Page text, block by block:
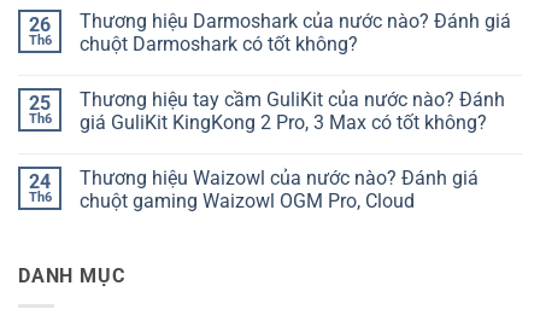
bàn
phím
Chilkey
nào?
Đánh
giá
tốt
không?
bình
luận
ở
bàn
phím
Kzzi
nào?
Đánh
giá
tốt
không?
26
Th6
Thương hiệu Darmoshark của nước nào? Đánh giá
chuột Darmoshark có tốt không?
bình
luận
ở
Darmoshark
của
nước
chuột
Darmoshark
25
Th6
Thương hiệu tay cầm GuliKit của nước nào? Đánh
giá GuliKit KingKong 2 Pro, 3 Max có tốt không?
bình
luận
ở
cầm
GuliKit
24
Th6
Thương hiệu Waizowl của nước nào? Đánh giá
chuột gaming Waizowl OGM Pro, Cloud
luận
DANH MỤC